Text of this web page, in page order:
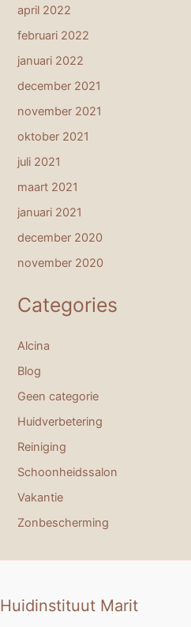
april 2022
februari 2022
januari 2022
december 2021
november 2021
oktober 2021
juli 2021
maart 2021
januari 2021
december 2020
november 2020
Categories
Alcina
Blog
Geen categorie
Huidverbetering
Reiniging
Schoonheidssalon
Vakantie
Zonbescherming
Huidinstituut Marit